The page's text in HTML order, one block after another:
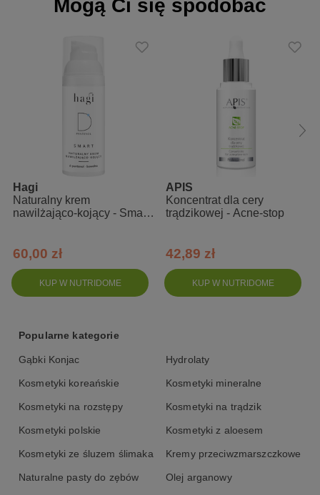
Mogą Ci się spodobać
KUP W NUTRIDOME
Hagi
Naturalny krem
nawilżająco-kojący - Smart
60,00 zł
KUP W NUTRIDOME
APIS
Koncentrat dla cery
trądzikowej - Acne-stop
42,89 zł
Popularne kategorie
Gąbki Konjac Hydrolaty
Kosmetyki koreańskie Kosmetyki mineralne
Kosmetyki na rozstępy Kosmetyki na trądzik
Kosmetyki polskie Kosmetyki z aloesem
Kosmetyki ze śluzem ślimaka Kremy przeciwzmarszczkowe
Naturalne pasty do zębów Olej arganowy